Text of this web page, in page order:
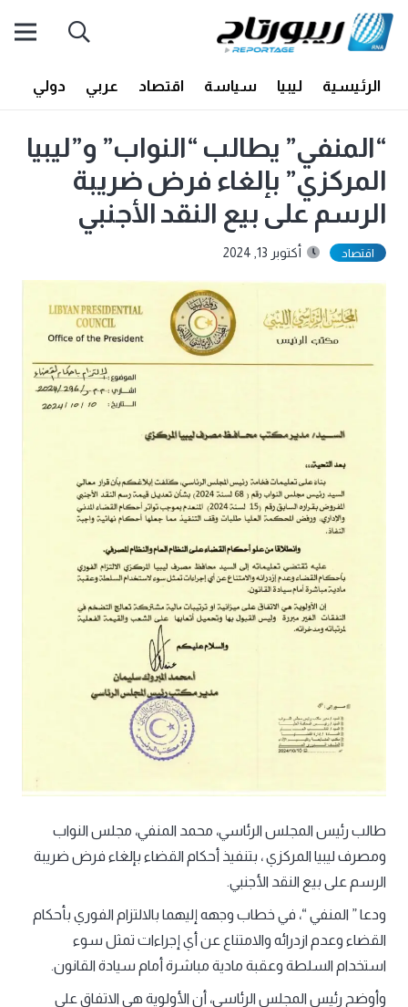
الرئيسية ليبيا سياسة اقتصاد عربي دولي
“المنفي” يطالب “النواب” و”ليبيا
المركزي” بإلغاء فرض ضريبة
الرسم على بيع النقد الأجنبي
اقتصاد أكتوبر 13, 2024
طالب رئيس المجلس الرئاسي، محمد المنفي، مجلس النواب
ومصرف ليبيا المركزي ، بتنفيذ أحكام القضاء بإلغاء فرض ضريبة
الرسم على بيع النقد الأجنبي.
ودعا ” المنفي “، في خطاب وجهه إليهما بالالتزام الفوري بأحكام
القضاء وعدم ازدرائه والامتناع عن أي إجراءات تمثل سوء
استخدام السلطة وعقبة مادية مباشرة أمام سيادة القانون.
وأوضح رئيس المجلس الرئاسي، أن الأولوية هي الاتفاق على